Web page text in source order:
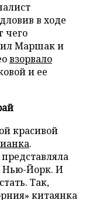
в ходе
чего
Маршак и
взорвало
и ее
красивой
.
Нью-Йорк. И
Так,
китаянка